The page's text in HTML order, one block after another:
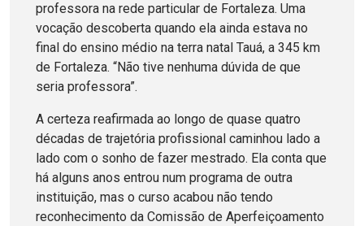
professora na rede particular de Fortaleza. Uma
vocação descoberta quando ela ainda estava no
final do ensino médio na terra natal Tauá, a 345 km
de Fortaleza. “Não tive nenhuma dúvida de que
seria professora”.
A certeza reafirmada ao longo de quase quatro
décadas de trajetória profissional caminhou lado a
lado com o sonho de fazer mestrado. Ela conta que
há alguns anos entrou num programa de outra
instituição, mas o curso acabou não tendo
reconhecimento da Comissão de Aperfeiçoamento